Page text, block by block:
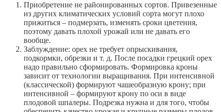
Приобретение не районированных сортов. Привезенные
из других климатических условий сорта могут плохо
прижиться – подмерзать, изменять сроки цветения,
поэтому давать плохой урожай или не давать его
вообще.
Заблуждение: орех не требует опрыскивания,
подкормки, обрезки и т. д. После посадки грецкий орех
надо правильно сформировать. Формировка кроны
зависит от технологии выращивания. При интенсивной
(классической) формируют чашеобразную крону; при
интенсивной – формируют крону по оси в виде
плодовой шпалеры. Подрезка нужна и для того, чтобы